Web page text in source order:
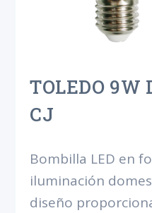
TOLEDO 9W
CJ
Bombilla LED en
iluminación
diseño proporciona una